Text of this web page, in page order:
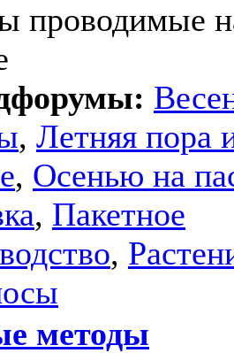
проводимые
, Летняя пора
, Осенью на
, Пакетное
,
методы